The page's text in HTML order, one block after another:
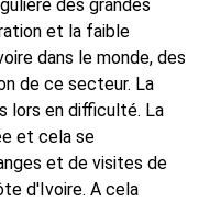
des grandes
et la faible
dans le monde, des
de ce secteur. La
lors en difficulté. La
et cela se
et de visites de
d'Ivoire. A cela